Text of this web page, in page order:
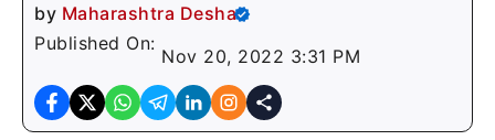
by Maharashtra Desha
Published On:
Nov 20, 2022 3:31 PM